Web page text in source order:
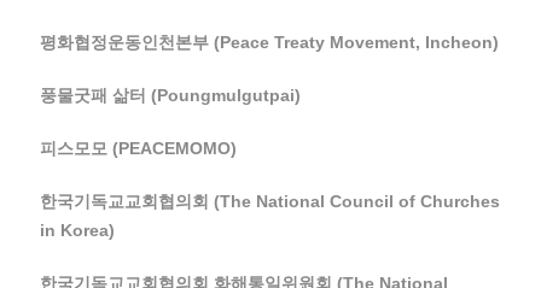
평화협정운동인천본부 (Peace Treaty Movement, Incheon)
풍물굿패 삶터 (Poungmulgutpai)
피스모모 (PEACEMOMO)
한국기독교교회협의회 (The National Council of Churches
in Korea)
한국기독교교회협의회 화해통일위원회 (The National